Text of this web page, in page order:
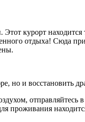
курорт
отдыха! Сюда
но и восстановить
проживания